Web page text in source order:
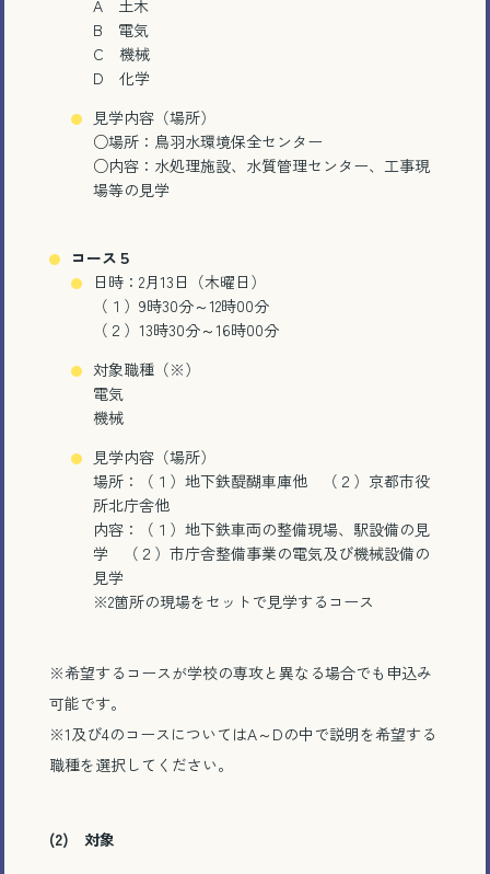
電話で相談する
メール相談・面談予約
とじる
A 土木
B 電気
C 機械
D 化学
見学内容（場所）
○場所：鳥羽水環境保全センター
○内容：水処理施設、水質管理センター、工事現
場等の見学
コース５
日時：2月13日（木曜日）
（１）9時30分～12時00分
（２）13時30分～16時00分
対象職種（※）
電気
機械
見学内容（場所）
場所：（１）地下鉄醍醐車庫他 （２）京都市役
所北庁舎他
内容：（１）地下鉄車両の整備現場、駅設備の見
学 （２）市庁舎整備事業の電気及び機械設備の
見学
※2箇所の現場をセットで見学するコース
※希望するコースが学校の専攻と異なる場合でも申込み
可能です。
※1及び4のコースについてはA～Dの中で説明を希望する
職種を選択してください。
(2) 対象